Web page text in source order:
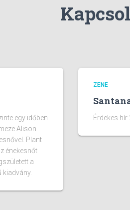
egy időben
Alison
Plant
énekesnőt
a
ZENE
Érdekes hír